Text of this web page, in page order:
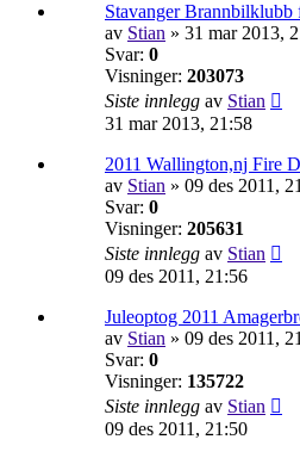
Stavanger Brannbilklubb
av Stian » 31 mar 2013,
Svar: 0
Visninger: 203073
Siste innlegg av Stian
31 mar 2013, 21:58
2011 Wallington,nj Fire
av Stian » 09 des 2011,
Svar: 0
Visninger: 205631
Siste innlegg av Stian
09 des 2011, 21:56
Juleoptog 2011
av Stian » 09 des 2011,
Svar: 0
Visninger: 135722
Siste innlegg av Stian
09 des 2011, 21:50